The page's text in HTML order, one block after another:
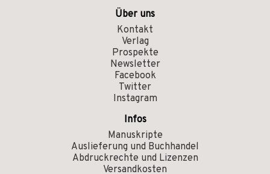
Über uns
Kontakt
Verlag
Prospekte
Newsletter
Facebook
Twitter
Instagram
Infos
Manuskripte
Auslieferung und Buchhandel
Abdruckrechte und Lizenzen
Versandkosten